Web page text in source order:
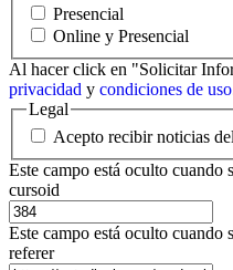
Presencial
Online y Presencial
Al hacer click en "Solicitar
privacidad y condiciones de uso
Legal
Acepto recibir noticias
Este campo está oculto
cursoid
Este campo está oculto
referer